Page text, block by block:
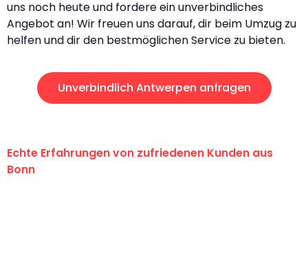
uns noch heute und fordere ein unverbindliches
Angebot an! Wir freuen uns darauf, dir beim Umzug zu
helfen und dir den bestmöglichen Service zu bieten.
Unverbindlich Antwerpen anfragen
Echte Erfahrungen von zufriedenen Kunden aus
Bonn